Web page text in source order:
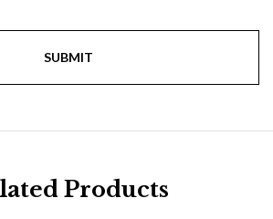
Products